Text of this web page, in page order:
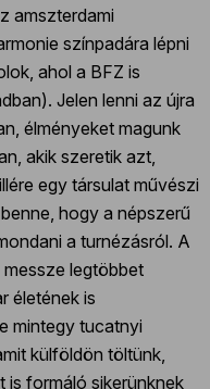
amszterdami
színpadára lépni
ahol a BFZ is
Jelen lenni az újra
élményeket magunk
akik szeretik azt,
egy társulat művészi
hogy a népszerű
a turnézásról. A
legtöbbet
életének is
mintegy tucatnyi
külföldön töltünk,
is formáló sikerünknek